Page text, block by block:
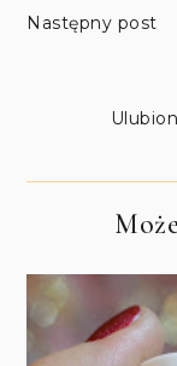
Następny post